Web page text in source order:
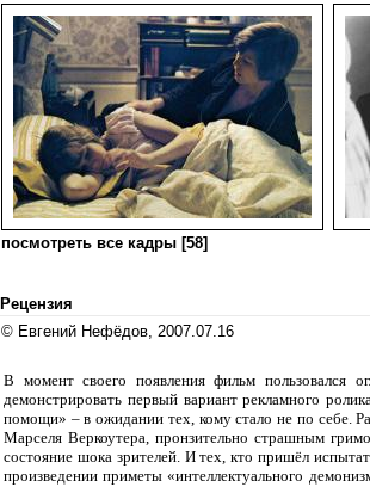
посмотреть все кадры [58]
Рецензия
© Евгений Нефёдов, 2007.07.16
В момент своего появления фильм пользовался
демонстрировать первый вариант рекламного
помощи» – в ожидании тех, кому стало не по себе.
Марселя Веркоутера, пронзительно страшным
состояние шока зрителей. И тех, кто пришёл
произведении приметы «интеллектуального